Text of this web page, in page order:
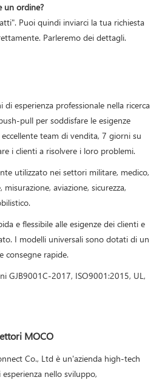
un ordine?
Puoi quindi inviarci la tua richiesta
Parleremo dei dettagli.
di esperienza professionale nella ricerca
pull per soddisfare le esigenze
team di vendita, 7 giorni su
i clienti a risolvere i loro problemi.
utilizzato nei settori militare, medico,
aviazione, sicurezza,
e flessibile alle esigenze dei clienti e
I modelli universali sono dotati di un
consegne rapide.
GJB9001C-2017, ISO9001:2015, UL,
MOCO
Co., Ltd è un'azienda high-tech
nello sviluppo,